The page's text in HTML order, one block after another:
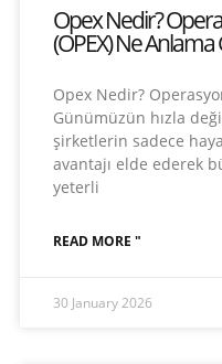
Opex Nedir?
(OPEX) Ne Anlama
Opex Nedir?
Günümüzün hızla
şirketlerin sadece
avantajı elde ederek
yeterli
READ MORE "
30 January 2026